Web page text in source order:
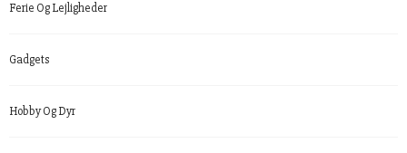
Ferie Og Lejligheder
Gadgets
Hobby Og Dyr